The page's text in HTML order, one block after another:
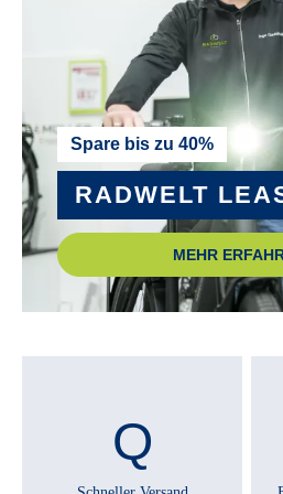
Zecure VP-469
RADGRÖSSE :
28"
RAHMEN :
Aluminium
RÜCKLICHT :
Fuxon R-Glow EB
Spare bis zu 40%
RADWELT
MEHR